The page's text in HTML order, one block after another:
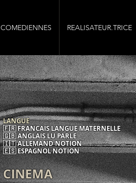
COMEDIENNES REALISATEUR.TRICE
LANGUE
🇫🇷 FRANCAIS LANGUE MATERNELLE
🇬🇧 ANGLAIS LU PARLE
🇮🇹 ALLEMAND NOTION
🇪🇸 ESPAGNOL NOTION
CINEMA